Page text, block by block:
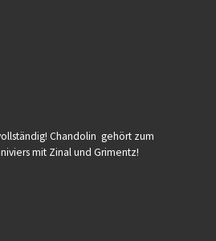
Chandolin gehört zum
mit Zinal und Grimentz!